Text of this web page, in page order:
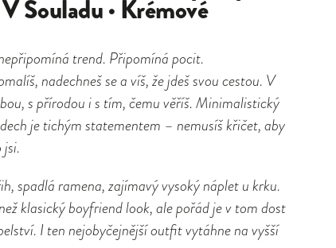
Souladu · Krémové
trend. Připomíná pocit.
nadechneš se a víš, že jdeš svou cestou. V
s přírodou i s tím, čemu věříš. Minimalistický
je tichým statementem – nemusíš křičet, aby
spadlá ramena, zajímavý vysoký náplet u krku.
klasický boyfriend look, ale pořád je v tom dost
I ten nejobyčejnější outfit vytáhne na vyšší